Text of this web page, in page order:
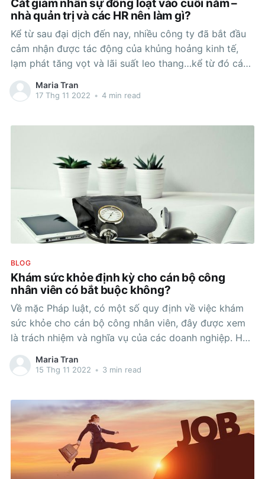
Cắt giảm nhân sự đồng loạt vào cuối năm –
nhà quản trị và các HR nên làm gì?
Kể từ sau đại dịch đến nay, nhiều công ty đã bắt đầu
cảm nhận được tác động của khủng hoảng kinh tế,
lạm phát tăng vọt và lãi suất leo thang…kể từ đó các
công ty rơi vào tình trạng sa thải hàng loạt lao động
đến mức
Maria Tran
17 Thg 11 2022 • 4 min read
BLOG
Khám sức khỏe định kỳ cho cán bộ công
nhân viên có bắt buộc không?
Về mặc Pháp luật, có một số quy định về việc khám
sức khỏe cho cán bộ công nhân viên, đây được xem
là trách nhiệm và nghĩa vụ của các doanh nghiệp. Hơn
nữa kiểm tra sức khỏe định kỳ cho nhân viên còn
mang đến nhiều lợi ích
Maria Tran
15 Thg 11 2022 • 3 min read